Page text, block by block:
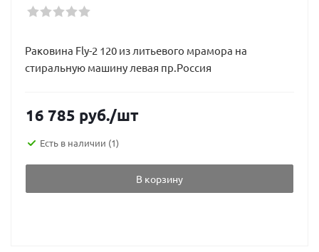
Раковина Fly-2 120 из литьевого мрамора на
стиральную машину левая пр.Россия
16 785 руб./шт
Есть в наличии (1)
В корзину